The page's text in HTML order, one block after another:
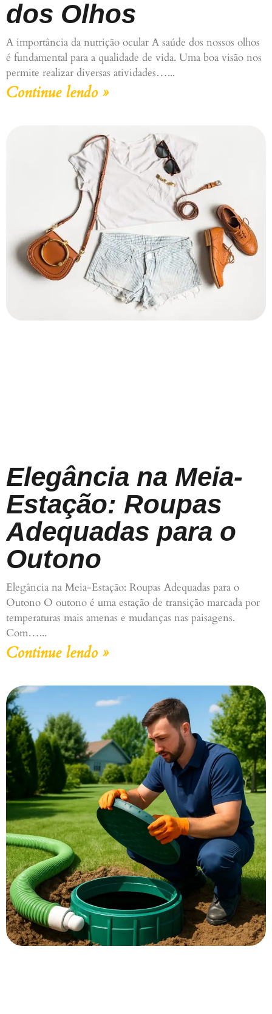
dos Olhos
A importância da nutrição ocular A saúde dos nossos olhos
é fundamental para a qualidade de vida. Uma boa visão nos
permite realizar diversas atividades…
Continue lendo »
Elegância na Meia-
Estação: Roupas
Adequadas para o
Outono
Elegância na Meia-Estação: Roupas Adequadas para o
Outono O outono é uma estação de transição marcada por
temperaturas mais amenas e mudanças nas paisagens.
Com…
Continue lendo »